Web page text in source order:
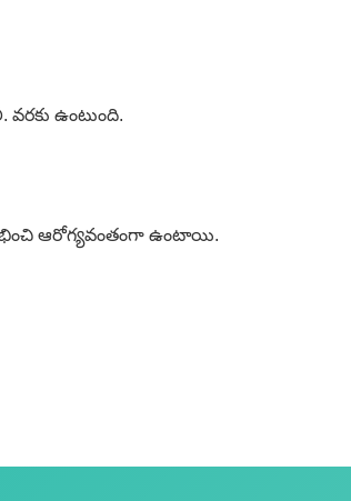
ఉంటుంది.
ఆరోగ్యవంతంగా ఉంటాయి.